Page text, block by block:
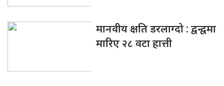
मानवीय क्षति डरलाग्दो : द्वन्द्वमा
मारिए २८ वटा हात्ती